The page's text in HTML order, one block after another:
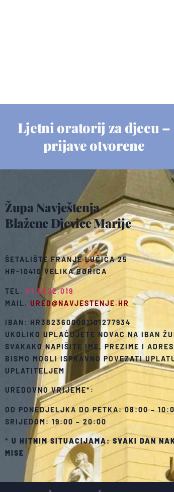
Ljetni oratorij za djecu –
prijave otvorene
Župa Navještenja
Blažene Djevice Marije
ŠETALIŠTE FRANJE LUČIĆA 25
HR-10410 VELIKA GORICA
TEL. 01.6222.019
MAIL. URED@NAVJESTENJE.HR
IBAN: HR3823600001101277934
UKOLIKO UPLAĆUJETE NOVAC NA IBAN
SVAKAKO NAPIŠITE IME, PREZIME I
BISMO MOGLI ISPRAVNO POVEZATI
UPLATITELJEM
UREDOVNO VRIJEME*:
OD PONEDJELJKA DO PETKA: 08:00 –
SRIJEDOM: 19:00 – 20:00
* U HITNIM SITUACIJAMA: SVAKI DAN
MISE